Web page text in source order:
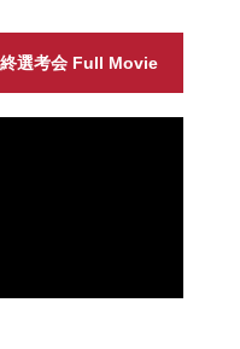
選考会 Full Movie